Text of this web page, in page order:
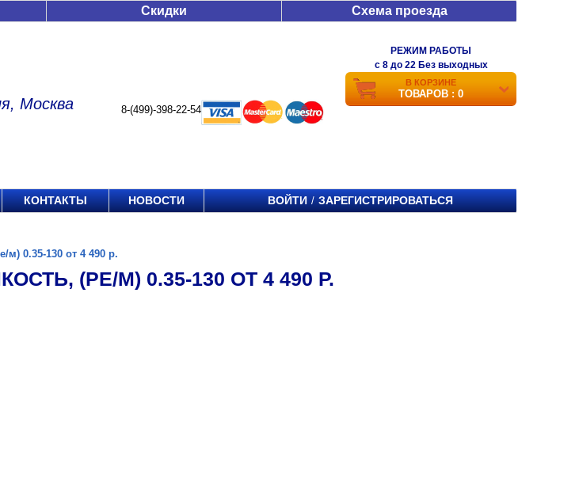
Скидки Схема проезда
Москва 8-(499)-398-22-54
РЕЖИМ РАБОТЫ
c 8 до 22 Без выходных
В КОРЗИНЕ
ТОВАРОВ : 0
КОНТАКТЫ НОВОСТИ ВОЙТИ / ЗАРЕГИСТРИРОВАТЬСЯ
м) 0.35-130 от 4 490 р.
(РЕ/М) 0.35-130 ОТ 4 490 Р.